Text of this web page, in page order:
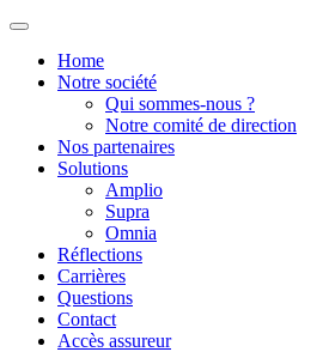
Home
Notre société
Qui sommes-nous ?
Notre comité de direction
Nos partenaires
Solutions
Amplio
Supra
Omnia
Réflections
Carrières
Questions
Contact
Accès assureur